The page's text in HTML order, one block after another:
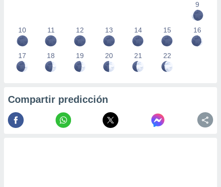
9
10 11 12 13 14 15 16
17 18 19 20 21 22
Compartir predicción